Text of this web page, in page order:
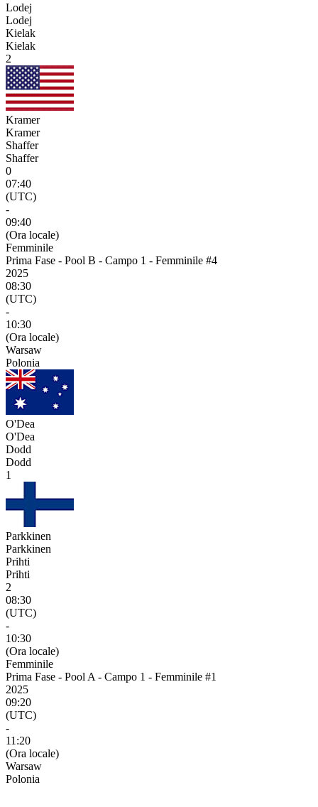
Lodej
Lodej
Kielak
Kielak
2
Kramer
Kramer
Shaffer
Shaffer
0
07:40
(UTC)
-
09:40
(Ora locale)
Femminile
Prima Fase - Pool B - Campo 1 - Femminile #4
2025
08:30
(UTC)
-
10:30
(Ora locale)
Warsaw
Polonia
O'Dea
O'Dea
Dodd
Dodd
1
Parkkinen
Parkkinen
Prihti
Prihti
2
08:30
(UTC)
-
10:30
(Ora locale)
Femminile
Prima Fase - Pool A - Campo 1 - Femminile #1
2025
09:20
(UTC)
-
11:20
(Ora locale)
Warsaw
Polonia